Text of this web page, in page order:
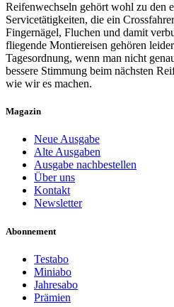
Reifenwechseln gehört wohl zu den
Servicetätigkeiten, die ein
Fingernägel, Fluchen und damit
fliegende Montiereisen gehören
Tagesordnung, wenn man nicht
bessere Stimmung beim nächsten
wie wir es machen.
Magazin
Neue Ausgabe
Alte Ausgaben
Ausgabe nachbestellen
Über uns
Kontakt
Newsletter
Abonnement
Testabo
Miniabo
Jahresabo
Prämien